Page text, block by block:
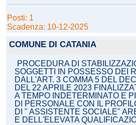
Posti: 1
Scadenza: 10-12-2025
COMUNE DI CATANIA
PROCEDURA DI
SOGGETTI IN POSSESSO DEI
DALL'ART. 3 COMMA 5 DEL
DEL 22 APRILE 2023
A TEMPO INDETERMINATO E
DI PERSONALE CON IL
DI " ASSISTENTE SOCIALE"
E DELL'ELEVATA